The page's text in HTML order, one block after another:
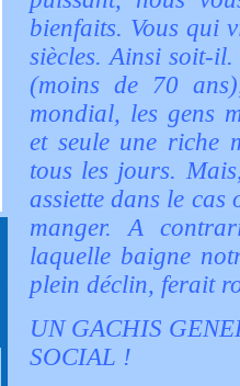
bienfaits. Vous qui
siècles. Ainsi soit-
(moins de 70
mondial, les gens
et seule une riche
tous les jours.
assiette dans le
manger. A
laquelle baigne
plein déclin, ferait
UN GACHIS
SOCIAL !